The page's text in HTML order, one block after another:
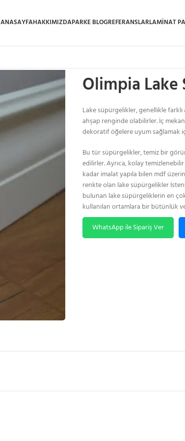
ANASAYFAHAKKIMIZDAPARKE BLOGREFERANSLARLAMINAT
Olimpia
Lake süpürgelikler, genellikle
ahşap renginde olabilirler. İç
dekoratif öğelere uyum sağlamak
Bu tür süpürgelikler, temiz bir
edilirler. Ayrıca, kolay
kadar imalat yapıla bilen mdf
renkte olan lake süpürgelikler
bulunan lake süpürgeliklerin en
kullanılan ortamlara bir bütünlük
WhatsApp ile Sipariş Ver